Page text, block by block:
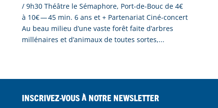
/ 9h30 Théâtre le Sémaphore, Port-de-Bouc de 4€
à 10€ — 45 min. 6 ans et + Partenariat Ciné-concert
Au beau milieu d’une vaste forêt faite d’arbres
millénaires et d’animaux de toutes sortes,...
Inscrivez-vous à notre Newsletter